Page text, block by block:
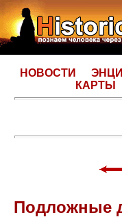
НОВОСТИ
КАРТЫ
Подложные